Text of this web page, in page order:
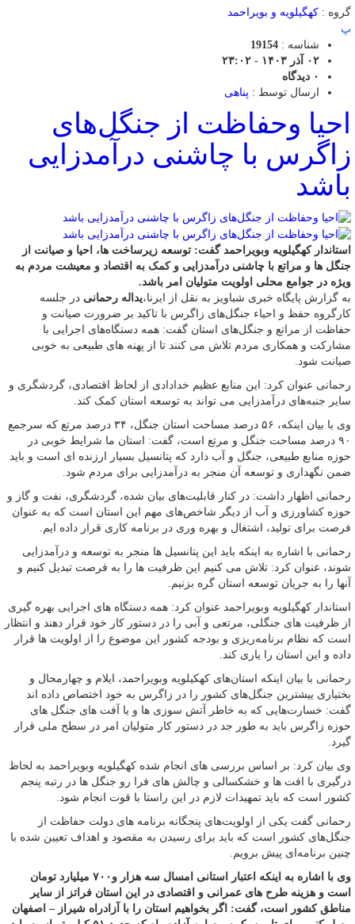
گروه : کهگیلویه و بویراحمد
پ
شناسه : 19154
۰۲ آذر ۱۴۰۳ - ۲۳:۰۲
۰ دیدگاه
ارسال توسط : پناهی
احیا وحفاظت از جنگل‌های
زاگرس با چاشنی درآمدزایی
باشد
استاندار کهگیلویه وبویراحمد گفت: توسعه زیرساخت ها، احیا و صیانت از
جنگل ها و مراتع با چاشنی درآمدزایی و کمک به اقتصاد و معیشت مردم به
ویژه در جوامع محلی اولویت متولیان امر باشد.
به گزارش پایگاه خبری شباویز به نقل از ایرنا،یداله رحمانی در جلسه
کارگروه حفظ و احیاء جنگل‌های زاگرس با تاکید بر ضرورت صیانت و
حفاظت از مراتع و جنگل‌های استان گفت: همه دستگاه‌های اجرایی با
مشارکت و همکاری مردم تلاش می کنند تا از پهنه های طبیعی به خوبی
صیانت شود.
رحمانی عنوان کرد: این منابع عظیم خدادادی از لحاظ اقتصادی، گردشگری و
سایر جنبه‌های درآمدزایی می تواند به توسعه استان کمک کند.
وی با بیان اینکه، ۵۶ درصد مساحت استان جنگل، ۳۴ درصد مرتع که سرجمع
۹۰ درصد مساحت جنگل و مرتع است، گفت: استان ما شرایط خوبی در
حوزه منابع طبیعی، جنگل و آب دارد که پتانسیل بسیار ارزنده ای است و باید
ضمن نگهداری و توسعه آن منجر به درآمدزایی برای مردم شود.
رحمانی اظهار داشت: در کنار قابلیت‌های بیان شده، گردشگری، نفت و گاز و
حوزه کشاورزی و آب از دیگر شاخص‌های مهم این استان است که به عنوان
فرصت برای تولید، اشتغال و بهره وری در برنامه کاری قرار داده ایم.
رحمانی با اشاره به اینکه باید این پتانسیل ها منجر به توسعه و درآمدزایی
شوند، عنوان کرد: تلاش می کنیم این ظرفیت ها را به فرصت تبدیل کنیم و
آنها را به جریان توسعه استان گره بزنیم.
استاندار کهگیلویه وبویراحمد عنوان کرد: همه دستگاه های اجرایی بهره گیری
از ظرفیت های جنگلی، مرتعی و آبی را در دستور کار خود قرار دهند و انتظار
است که نظام برنامه‌ریزی و بودجه کشور این موضوع را از اولویت ها قرار
داده و این استان را یاری کند.
رحمانی با بیان اینکه استان‌های کهکیلویه وبویراحمد، ایلام و چهارمحال و
بختیاری ییشترین جنگل‌های کشور را در زاگرس به خود اختصاص داده اند
گفت: خسارت‌هایی که به خاطر آتش سوزی ها و یا آفت های جنگل های
حوزه زاگرس باید به طور جد در دستور کار متولیان امر در سطح ملی قرار
گیرد.
وی بیان کرد: بر اساس بررسی های انجام شده کهگیلویه وبویراحمد به لحاظ
درگیری با افت ها و خشکسالی و چالش های فرا رو جنگل ها در رتبه پنجم
کشور است که باید تمهیدات لازم در این راستا با قوت انجام شود.
رحمانی گفت یکی از اولویت‌های پنجگانه برنامه های دولت حفاظت از
جنگل‌های کشور است که باید برای رسیدن به مقصود و اهداف تعیین شده با
چنین برنامه‌ای پیش برویم.
وی با اشاره به اینکه اعتبار استانی امسال سه هزار و۷۰۰ میلیارد تومان
است و هزینه طرح های عمرانی و اقتصادی در این استان فراتز از سایر
مناطق کشور است، گفت: اگر بخواهیم استان را با آزادراه شیراز – اصفهان